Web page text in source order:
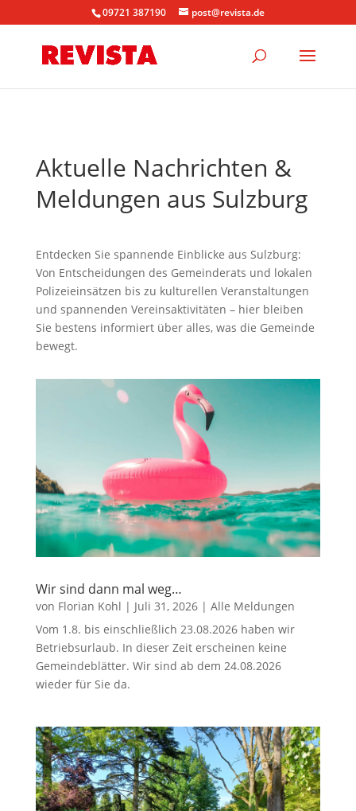
09721 387190 post@revista.de
Aktuelle Nachrichten &
Meldungen aus Sulzburg
Entdecken Sie spannende Einblicke aus Sulzburg:
Von Entscheidungen des Gemeinderats und lokalen
Polizeieinsätzen bis zu kulturellen Veranstaltungen
und spannenden Vereinsaktivitäten – hier bleiben
Sie bestens informiert über alles, was die Gemeinde
bewegt.
Wir sind dann mal weg…
von Florian Kohl | Juli 31, 2026| Alle Meldungen
Vom 1.8. bis einschließlich 23.08.2026 haben wir
Betriebsurlaub. In dieser Zeit erscheinen keine
Gemeindeblätter. Wir sind ab dem 24.08.2026
wieder für Sie da.